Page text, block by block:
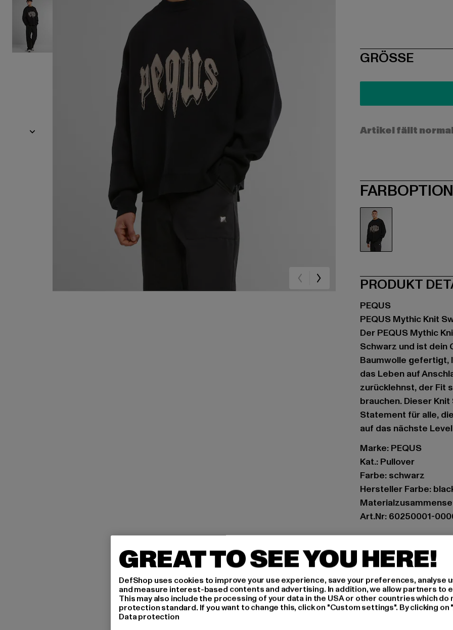
SIZE
GRÖSSE
Artikel fällt
PRODUKT
PEQUS
PEQUS Mythic Knit
Der PEQUS Mythic
Schwarz und ist dein
Baumwolle gefertigt,
das Leben auf
zurücklehnst, der Fit
brauchen. Dieser
Statement für alle,
auf das nächste
Marke: PEQUS
Kat.: Pullover
Farbe: schwarz
Hersteller Farbe:
Art.Nr: 60250001-
Schanzenstraße 41 |
GRÖSSE
GREAT TO SEE YOU HERE!
DefShop uses cookies to improve your use experience, save your preferences, analyse
and measure interest-based contents and advertising. In addition, we allow partners to
This may also include the processing of your data in the USA or other countries which do
protection standard. If you want to change this, click on "Custom settings". By clicking
Data protection